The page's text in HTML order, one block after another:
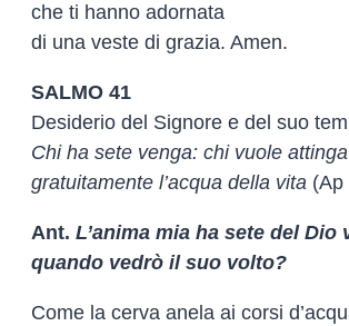
che ti hanno adornata
di una veste di grazia. Amen.
SALMO 41
Desiderio del Signore e del suo
Chi ha sete venga: chi vuole attinga
gratuitamente l’acqua della vita (Ap
Ant. L’anima mia ha sete del Dio
quando vedrò il suo volto?
Come la cerva anela ai corsi